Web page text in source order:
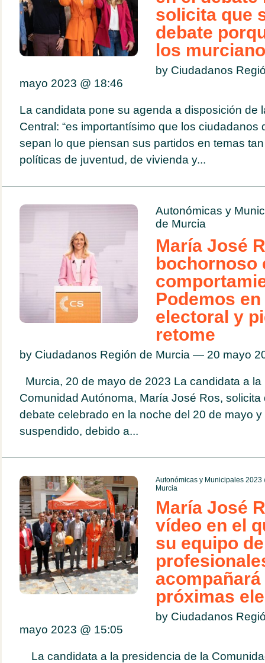
solicita que
debate
los
by Ciudadanos
mayo 2023 @ 18:46
La candidata pone su agenda a disposición de
Central: “es importantísimo que los ciudadanos
sepan lo que piensan sus partidos en temas
políticas de juventud, de vivienda y...
Autonómicas y
de Murcia
María José
bochornoso
Podemos
electoral y
retome
by Ciudadanos Región de Murcia — 20 mayo
Murcia, 20 de mayo de 2023 La candidata a
Comunidad Autónoma, María José Ros, solicita
debate celebrado en la noche del 20 de mayo
suspendido, debido a...
Autonómicas y Municipales 2023
Murcia
María José
vídeo en el
su equipo de
próximas
by Ciudadanos
mayo 2023 @ 15:05
La candidata a la presidencia de la